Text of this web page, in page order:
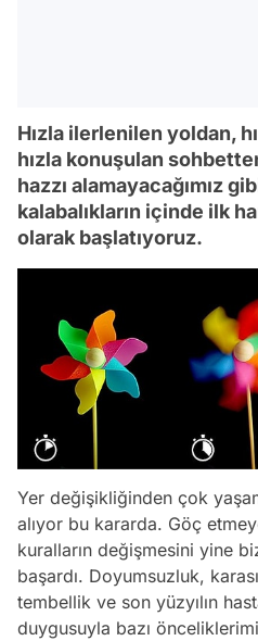
Hızla ilerlenilen yoldan,
hızla konuşulan
hazzı alamayacağımız
kalabalıkların içinde ilk
olarak başlatıyoruz.
Yer değişikliğinden çok
alıyor bu kararda. Göç
kuralların değişmesini yine
başardı. Doyumsuzluk,
tembellik ve son yüzyılın
duygusuyla bazı